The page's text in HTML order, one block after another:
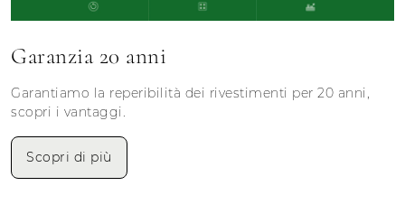
Garanzia 20 anni
Garantiamo la reperibilità dei rivestimenti per 20 anni,
scopri i vantaggi.
Scopri di più